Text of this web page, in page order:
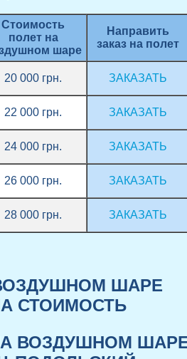
Стоимость
полет на
шаре
Направить
заказ на полет
20 000 грн. ЗАКАЗАТЬ
22 000 грн. ЗАКАЗАТЬ
24 000 грн. ЗАКАЗАТЬ
26 000 грн. ЗАКАЗАТЬ
28 000 грн. ЗАКАЗАТЬ
ШАРЕ
СТОИМОСТЬ
ВОЗДУШНОМ